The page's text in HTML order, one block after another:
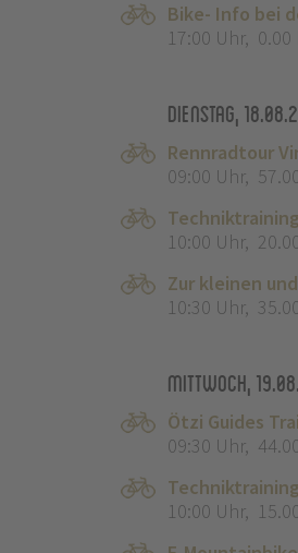
Bike- Info bei
17:00 Uhr, 0.00
Dienstag,
Rennradtour
09:00 Uhr,
10:00 Uhr,
Zur kleinen
10:30 Uhr,
Mittwoch,
Ötzi Guides
09:30 Uhr,
10:00 Uhr,